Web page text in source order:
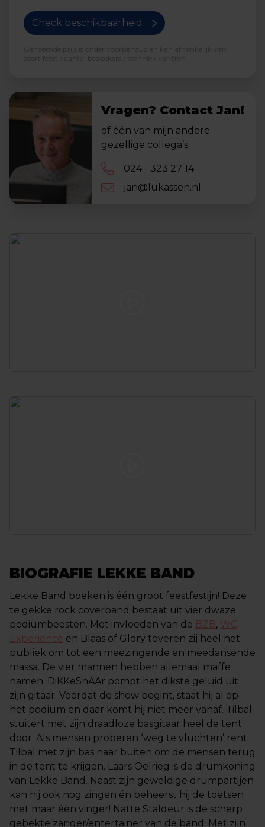
Check beschikbaarheid
Genoemde prijs is onder voorbehoud en kan afhankelijk van
soort feest / aantal bezoekers / techniek variëren.
Vragen? Contact Jan!
of één van mijn andere
gezellige collega’s.
024 - 323 27 14
jan@lukassen.nl
BIOGRAFIE LEKKE BAND
Lekke Band boeken is één groot feestfestijn! Deze
te gekke rock coverband bestaat uit vier dwaze
podiumbeesten. Met invloeden van de BZB, WC
Experience en Blaas of Glory toveren zij heel het
publiek om tot een meezingende en meedansende
massa. De vier mannen hebben allemaal maffe
namen. DiKKeSnAAr pompt het dikste geluid uit
zijn gitaar. Voordat de show begint, staat hij al op
het podium en daar komt hij niet meer vanaf. Tilbal
stuitert met zijn draadloze basgitaar heel de tent
door. Als mensen proberen ‘weg te vluchten’ rent
Tilbal met zijn bas naar buiten om de mensen terug
in de tent te krijgen. Laars Oelrieg is de drumkoning
van Lekke Band. Naast zijn geweldige drumpartijen
kan hij ook nog zingen én beheerst hij de toetsen
met maar één vinger! Natte Staldeur is de scherp
gebekte zanger/entertainer van de band. Met zijn